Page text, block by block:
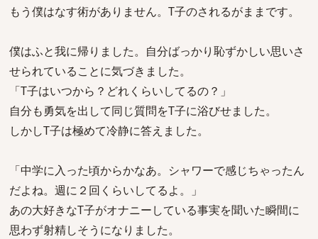
もう僕はなす術がありません。T子のされるがままです。
僕はふと我に帰りました。自分ばっかり恥ずかしい思いさ
せられていることに気づきました。
「T子はいつから？どれくらいしてるの？」
自分も勇気を出して同じ質問をT子に浴びせました。
しかしT子は極めて冷静に答えました。
「中学に入った頃からかなあ。シャワーで感じちゃったん
だよね。週に２回くらいしてるよ。」
あの大好きなT子がオナニーしている事実を聞いた瞬間に
思わず射精しそうになりました。